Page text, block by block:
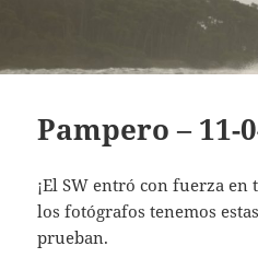
Pampero – 11-
¡El SW entró con fuerza en
los fotógrafos tenemos
prueban.